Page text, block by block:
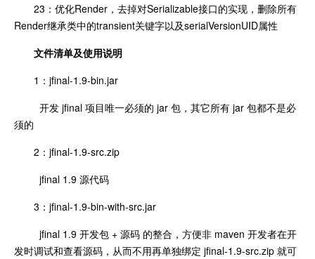
23：优化Render，去掉对Serializable接口的实现，删除所有
Render继承类中的transient关键字以及serialVersionUID属性
文件清单及使用说明
1：jfinal-1.9-bin.jar
开发 jfinal 项目唯一必须的 jar 包，其它所有 jar 包都不是必
须的
2：jfinal-1.9-src.zip
jfinal 1.9 源代码
3：jfinal-1.9-bin-with-src.jar
jfinal 1.9 开发包 + 源码 的整合，方便非 maven 开发者在开
发时调试和查看源码，从而不用再单独绑定 jfinal-1.9-src.zip 就可